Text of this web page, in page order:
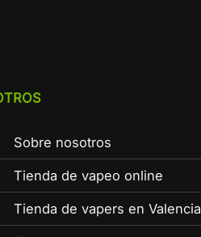
Sobre nosotros
Tienda de vapeo online
Tienda de vapers en Valencia